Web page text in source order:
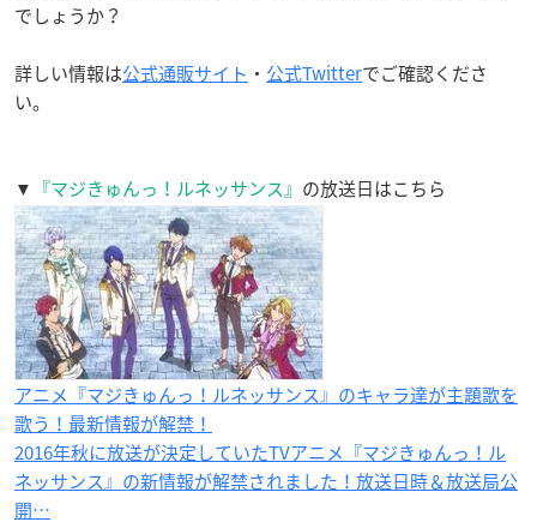
でしょうか？
詳しい情報は公式通販サイト ・ 公式Twitterでご確認くださ
い。
▼ 『マジきゅんっ！ルネッサンス』 の放送日はこちら
アニメ『マジきゅんっ！ルネッサンス』のキャラ達が主題歌を
歌う！最新情報が解禁！
2016年秋に放送が決定していたTVアニメ『マジきゅんっ！ル
ネッサンス』の新情報が解禁されました！放送日時＆放送局公
開…